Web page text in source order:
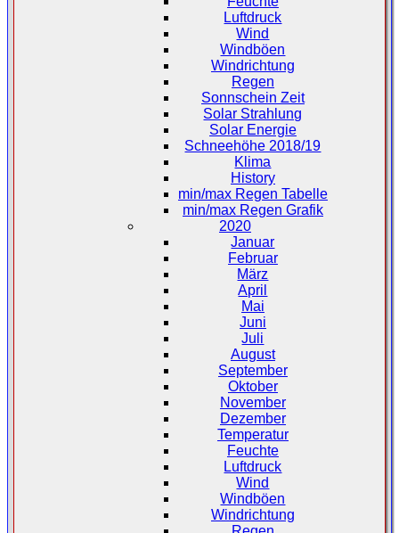
Luftdruck
Wind
Windböen
Windrichtung
Regen
Sonnschein Zeit
Solar Strahlung
Solar Energie
Schneehöhe 2018/19
Klima
History
min/max Regen Tabelle
min/max Regen Grafik
2020
Januar
Februar
März
April
Mai
Juni
Juli
August
September
Oktober
November
Dezember
Temperatur
Feuchte
Luftdruck
Wind
Windböen
Windrichtung